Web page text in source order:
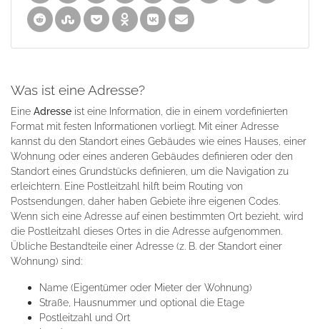
Was ist eine Adresse?
Eine Adresse ist eine Information, die in einem vordefinierten
Format mit festen Informationen vorliegt. Mit einer Adresse
kannst du den Standort eines Gebäudes wie eines Hauses, einer
Wohnung oder eines anderen Gebäudes definieren oder den
Standort eines Grundstücks definieren, um die Navigation zu
erleichtern. Eine Postleitzahl hilft beim Routing von
Postsendungen, daher haben Gebiete ihre eigenen Codes.
Wenn sich eine Adresse auf einen bestimmten Ort bezieht, wird
die Postleitzahl dieses Ortes in die Adresse aufgenommen.
Übliche Bestandteile einer Adresse (z. B. der Standort einer
Wohnung) sind:
Name (Eigentümer oder Mieter der Wohnung)
Straße, Hausnummer und optional die Etage
Postleitzahl und Ort